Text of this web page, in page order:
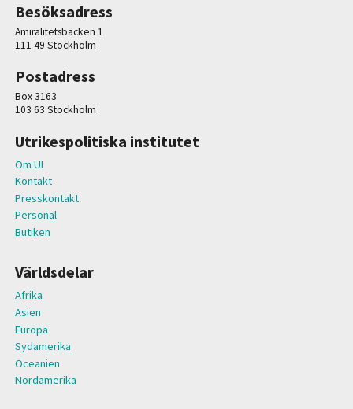
Besöksadress
Amiralitetsbacken 1
111 49 Stockholm
Postadress
Box 3163
103 63 Stockholm
Utrikespolitiska institutet
Om UI
Kontakt
Presskontakt
Personal
Butiken
Världsdelar
Afrika
Asien
Europa
Sydamerika
Oceanien
Nordamerika